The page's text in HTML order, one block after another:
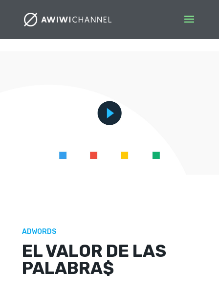
ADWORDS
EL VALOR DE LAS
PALABRA$